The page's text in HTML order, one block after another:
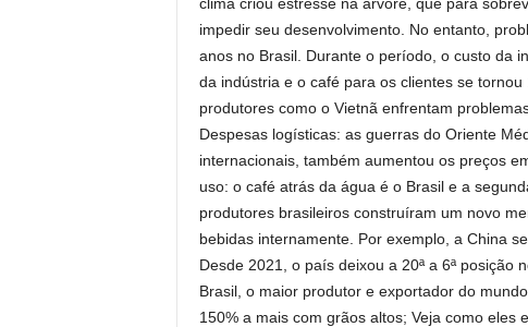
impedir seu desenvolvimento. No entanto,
anos no Brasil. Durante o período, o custo da
da indústria e o café para os clientes se
produtores como o Vietnã enfrentam
Despesas logísticas: as guerras do Oriente
internacionais, também aumentou os preços
uso: o café atrás da água é o Brasil e a
produtores brasileiros construíram um novo
bebidas internamente. Por exemplo, a China
Desde 2021, o país deixou a 20ª a 6ª posição
Brasil, o maior produtor e exportador do
150% a mais com grãos altos; Veja como